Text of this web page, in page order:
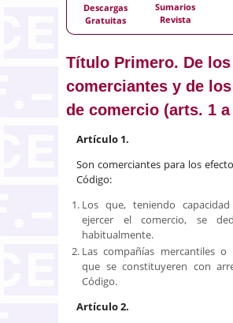
Descargas
Gratuitas
Sumarios
Revista
Título Primero. De los
comerciantes y de
de comercio (arts. 1 a
Artículo 1.
Son comerciantes para los
Código:
Los que, teniendo
ejercer el comercio, se
habitualmente.
Las compañías mercantiles o
que se constituyeren con
Código.
Artículo 2.